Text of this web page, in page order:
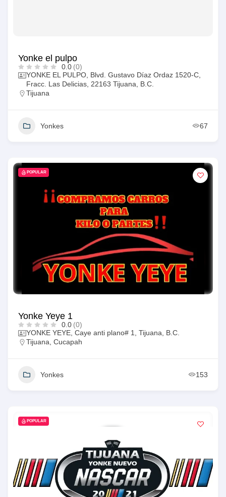
Yonke el pulpo
0.0 (0)
YONKE EL PULPO, Blvd. Gustavo Díaz Ordaz 1520-C,
Fracc. Las Delicias, 22163 Tijuana, B.C.
Tijuana
Yonkes 67
POPULAR
Yonke Yeye 1
0.0 (0)
YONKE YEYE, Caye anti plano# 1, Tijuana, B.C.
Tijuana Cucapah
Yonkes 153
POPULAR